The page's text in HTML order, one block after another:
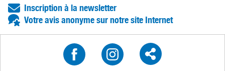
Inscription à la newsletter
Votre avis anonyme sur notre site Internet